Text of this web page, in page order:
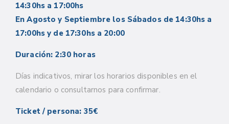
14:30hs a 17:00hs
En Agosto y Septiembre los Sábados de 14:30hs a
17:00hs y de 17:30hs a 20:00
Duración: 2:30 horas
Días indicativos, mirar los horarios disponibles en el
calendario o consultarnos para confirmar.
Ticket / persona: 35€